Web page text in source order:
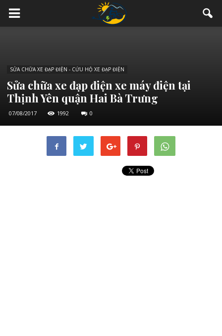
SỬA CHỮA XE ĐẠP ĐIỆN - CỨU HỘ XE ĐẠP ĐIỆN
Sửa chữa xe đạp điện xe máy điện tại
Thịnh Yên quận Hai Bà Trưng
07/08/2017 1992 0